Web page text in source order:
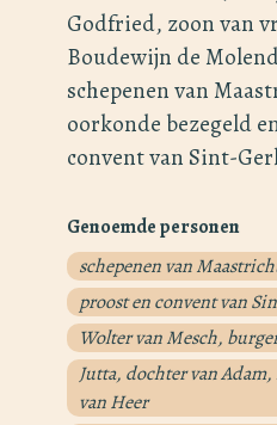
Godfried, zoon van
Boudewijn de
schepenen van
oorkonde bezegeld
convent van Sint-
Genoemde personen
schepenen van
proost en convent van
Wolter van Mesch,
Jutta, dochter van
van Heer